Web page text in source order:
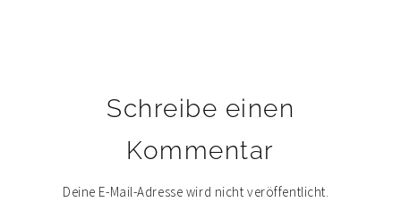
Interaktionen
Schreibe einen
Kommentar
Deine E-Mail-Adresse wird nicht veröffentlicht.